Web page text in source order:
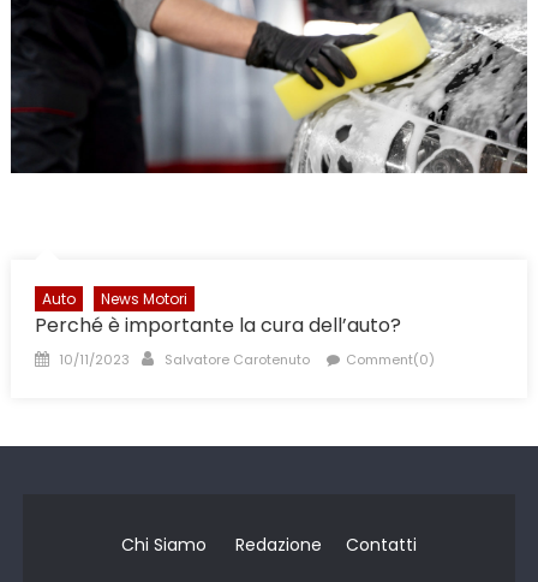
Auto News Motori
Perché è importante la cura dell’auto?
Posted
10/11/2023 Author
Salvatore Carotenuto Comment(0)
Chi Siamo Redazione Contatti